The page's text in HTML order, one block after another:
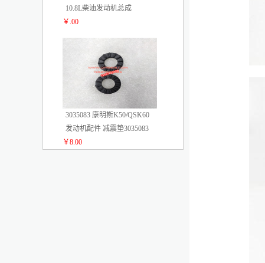
10.8L柴油发动机总成
￥.00
3035083 康明斯K50/QSK60
发动机配件 减震垫3035083
￥8.00